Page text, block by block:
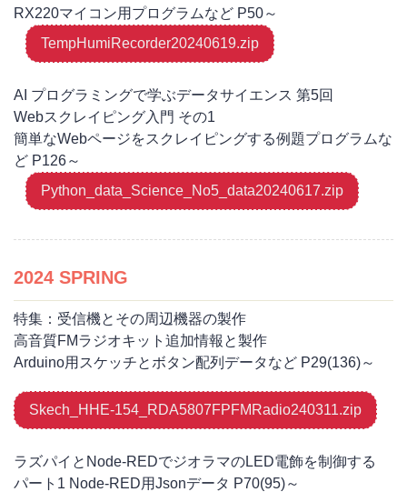
RX220マイコン用プログラムなど P50～
TempHumiRecorder20240619.zip
AI プログラミングで学ぶデータサイエンス 第5回
Webスクレイピング入門 その1
簡単なWebページをスクレイピングする例題プログラムな
ど P126～
Python_data_Science_No5_data20240617.zip
2024 SPRING
特集：受信機とその周辺機器の製作
高音質FMラジオキット追加情報と製作
Arduino用スケッチとボタン配列データなど P29(136)～
Skech_HHE-154_RDA5807FPFMRadio240311.zip
ラズパイとNode-REDでジオラマのLED電飾を制御する
パート1 Node-RED用Jsonデータ P70(95)～